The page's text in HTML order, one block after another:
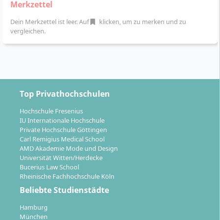
Prinzips, das eigenverantwortliches Lernen in kleinen
Gruppen fördert. Die Studienmodule finden teils auch
während der Praxisphasen online statt. Abgeschlossen
wird das Studium mit einer praxisorientierten
Welche Karrierechancen und Berufsfelder
stehen dir nach dem Abschluss offen?
Als Absolventin oder Absolvent dieses Studiengangs
bist du für zahlreiche Aufgabenfelder in der
aus betriebswirtschaftlicher Ausbildung, fundierter
Merkzettel
Dein Merkzettel ist leer. Auf
klicken, um zu merken und zu
vergleichen.
Top Privathochschulen
Hochschule Fresenius
IU Internationale Hochschule
Private Hochschule Göttingen
Carl Remigius Medical School
AMD Akademie Mode und Design
Universität Witten/Herdecke
Bucerius Law School
Rheinische Fachhochschule Köln
Beliebte Studienstädte
Hamburg
München